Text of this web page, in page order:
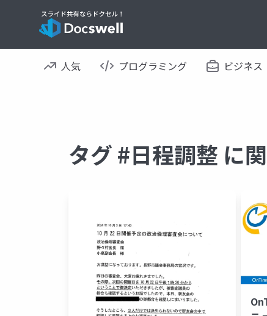
人気 プログラミング ビジネス
タグ #日程調整 に